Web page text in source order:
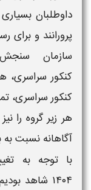
داوطلبان
پرورانند و برای
سازمان
کنکور سراسری،
کنکور سراسری،
هر زیر گروه را
آگاهانه نسبت به
با توجه به
۱۴۰۴ شاهد